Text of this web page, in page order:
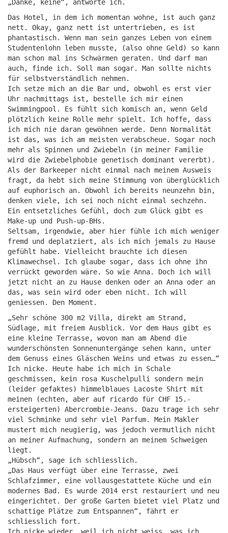
„Danke, keine“, antworte ich.
Das Hotel, in dem ich momentan wohne, ist auch ganz
nett. Okay, ganz nett ist untertrieben, es ist
phantastisch. Wenn man sein ganzes Leben von einem
Studentenlohn leben musste, (also ohne Geld) so kann
man schon mal ins Schwärmen geraten. Und darf man
auch, finde ich. Soll man sogar. Man sollte nichts
für selbstverständlich nehmen.
Ich setze mich an die Bar und, obwohl es erst vier
Uhr nachmittags ist, bestelle ich mir einen
Swimmingpool. Es fühlt sich komisch an, wenn Geld
plötzlich keine Rolle mehr spielt. Ich hoffe, dass
ich mich nie daran gewöhnen werde. Denn Normalität
ist das, was ich am meisten verabscheue. Sogar noch
mehr als Spinnen und Zwiebeln (in meiner Familie
wird die Zwiebelphobie genetisch dominant vererbt).
Als der Barkeeper nicht einmal nach meinem Ausweis
fragt, da hebt sich meine Stimmung von überglücklich
auf euphorisch an. Obwohl ich bereits neunzehn bin,
denken viele, ich sei noch nicht einmal sechzehn.
Ein entsetzliches Gefühl, doch zum Glück gibt es
Make-up und Push-up-BHs.
Seltsam, irgendwie, aber hier fühle ich mich weniger
fremd und deplatziert, als ich mich jemals zu Hause
gefühlt habe. Vielleicht brauchte ich diesen
Klimawechsel. Ich glaube sogar, dass ich ohne ihn
verrückt geworden wäre. So wie Anna. Doch ich will
jetzt nicht an zu Hause denken oder an Anna oder an
das, was sein wird oder eben nicht. Ich will
geniessen. Den Moment.
„Sehr schöne 300 m2 Villa, direkt am Strand,
Südlage, mit freiem Ausblick. Vor dem Haus gibt es
eine kleine Terrasse, wovon man am Abend die
wunderschönsten Sonnenuntergänge sehen kann, unter
dem Genuss eines Gläschen Weins und etwas zu essen…“
Ich nicke. Heute habe ich mich in Schale
geschmissen, kein rosa Kuschelpulli sondern mein
(leider gefaktes) himmelblaues Lacoste Shirt mit
meinen (echten, aber auf ricardo für CHF 15.-
ersteigerten) Abercrombie-Jeans. Dazu trage ich sehr
viel Schminke und sehr viel Parfum. Mein Makler
mustert mich neugierig, was jedoch vermutlich nicht
an meiner Aufmachung, sondern an meinem Schweigen
liegt.
„Hübsch“, sage ich schliesslich.
„Das Haus verfügt über eine Terrasse, zwei
Schlafzimmer, eine vollausgestattete Küche und ein
modernes Bad. Es wurde 2014 erst restauriert und neu
eingerichtet. Der große Garten bietet viel Platz und
schattige Plätze zum Entspannen“, fährt er
schliesslich fort.